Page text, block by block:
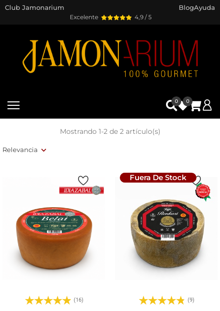
Excelente 4,9 / 5
Club Jamonarium BlogAyuda
0 0
Relevancia
Mostrando 1-2 de 2 artículo(s)
(16)
Fuera De Stock
(9)